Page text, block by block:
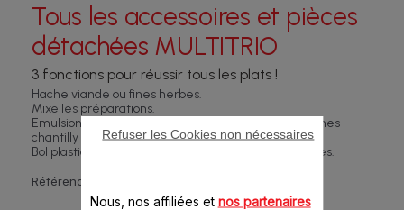
Tous les accessoires et pièces
détachées MULTITRIO
3 fonctions pour réussir tous les plats !
Hache viande ou fines herbes.
Mixe les préparations.
Emulsionne les sauces et réalise d'onctueuses crèmes
chantilly ou de belles mayonnaises.
Bol plastique gradué et équipé de poignées latérales.
Référence :
Nous, nos affiliées et nos partenaires
Refuser les Cookies non nécessaires